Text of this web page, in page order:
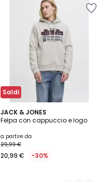
Saldi
JACK & JONES
Felpa con cappuccio e logo
a partire da
29,99 €
20,99 € -30%
4
Colori